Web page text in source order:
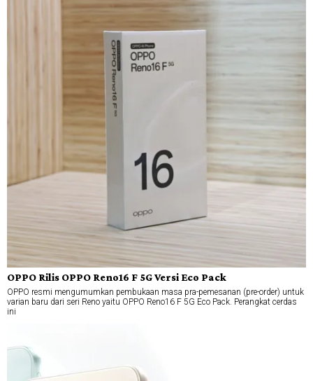
OPPO Rilis OPPO Reno16 F 5G Versi Eco Pack
OPPO resmi mengumumkan pembukaan masa pra-pemesanan (pre-order) untuk
varian baru dari seri Reno yaitu OPPO Reno16 F 5G Eco Pack. Perangkat cerdas
ini